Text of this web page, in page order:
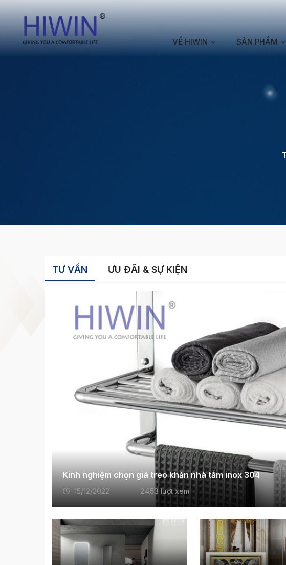
VỀ HIWIN SẢN PHẨM
TƯ VẤN ƯU ĐÃI & SỰ KIỆN
Kinh nghiệm chọn giá treo khăn nhà tắm inox 304
15/12/2022 2453 lượt xem